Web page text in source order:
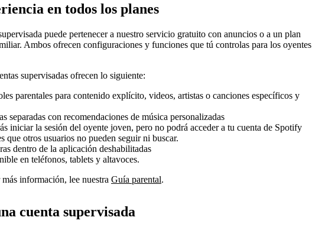
en todos los planes
puede pertenecer a nuestro servicio gratuito con anuncios o a un plan
Ambos ofrecen configuraciones y funciones que tú controlas para los oyentes
supervisadas ofrecen lo siguiente:
parentales para contenido explícito, videos, artistas o canciones específicos y
separadas con recomendaciones de música personalizadas
iniciar la sesión del oyente joven, pero no podrá acceder a tu cuenta de Spotify
que otros usuarios no pueden seguir ni buscar.
dentro de la aplicación deshabilitadas
en teléfonos, tablets y altavoces.
más información, lee nuestra Guía parental.
cuenta supervisada